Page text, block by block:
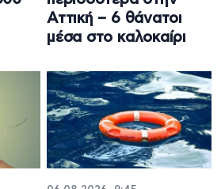
Αττική – 6 θάνατοι
μέσα στο καλοκαίρι